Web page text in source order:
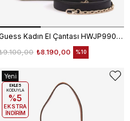
Guess Kadın El Çantası HWJP9902200
₺8.190,00 %10
Yeni
Ürün
EKLE5
KODUYLA
%5
EKSTRA
İNDİRİM